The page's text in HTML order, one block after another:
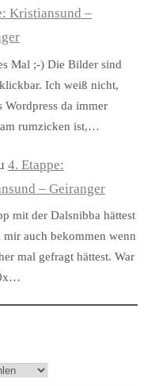
Kristiansund –
Mal ;-) Die Bilder sind
Ich weiß nicht,
Wordpress da immer
rumzicken ist,…
4. Etappe:
– Geiranger
mit der Dalsnibba hättest
auch bekommen wenn
mal gefragt hättest. War